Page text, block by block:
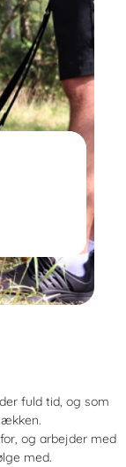
fuld tid, og som
og arbejder med
med.